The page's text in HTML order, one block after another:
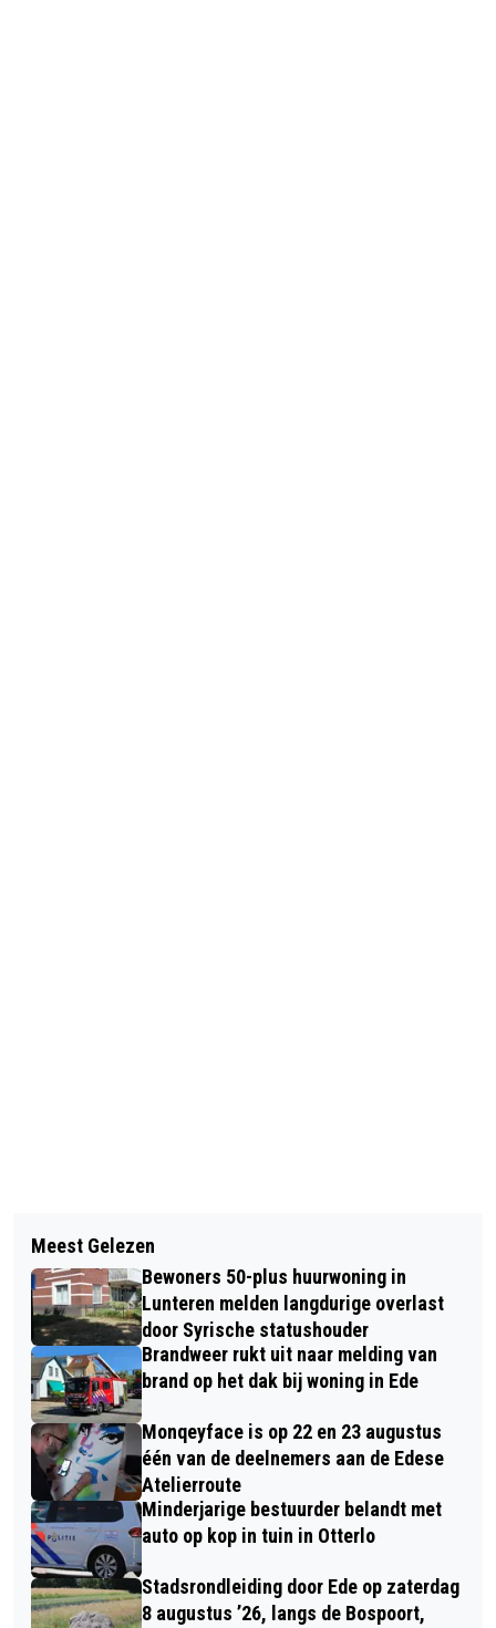
ARY STIGTER, CHRISTIAAN GOMBERT
EN JAN POST ZIJN DE
KLIMAATBURGEMEESTERS VAN
GEMEENTE EDE
DRIE GEWONDEN BIJ AANRIJDING OP
DE LAGE VALKSEWEG IN LUNTEREN
Meest Gelezen
Bewoners 50-plus huurwoning in
Lunteren melden langdurige overlast
door Syrische statushouder
Brandweer rukt uit naar melding van
brand op het dak bij woning in Ede
Monqeyface is op 22 en 23 augustus
één van de deelnemers aan de Edese
Atelierroute
Minderjarige bestuurder belandt met
auto op kop in tuin in Otterlo
Stadsrondleiding door Ede op zaterdag
8 augustus ’26, langs de Bospoort,